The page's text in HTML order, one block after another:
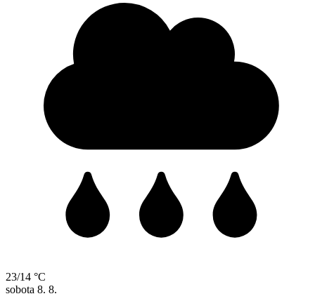
23/14 °C
sobota 8. 8.